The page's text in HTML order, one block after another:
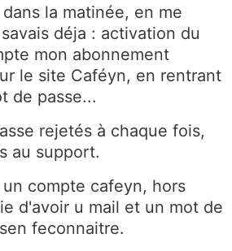
la matinée, en me
déja : activation du
mon abonnement
le site Caféyn, en rentrant
de passe...
rejetés à chaque fois,
au support.
compte cafeyn, hors
d'avoir u mail et un mot de
feconnaitre.